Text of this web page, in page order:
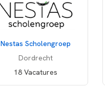
Nestas Scholengroep
Dordrecht
18 Vacatures